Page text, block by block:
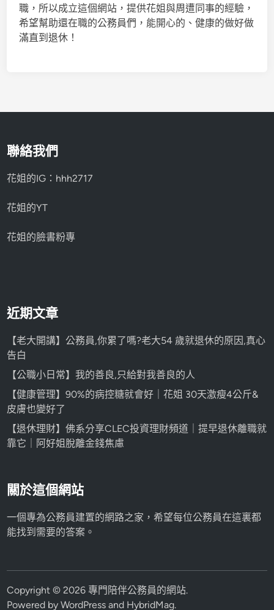
職，所以成立這個網站，提供花姐與周遭同事的經驗，
希望幫助還在職的公務員們，能開心的、健康的做好做
滿直到退休！
聯絡我們
花姐的IG：hhh2717
花姐的YT
花姐的臉書粉專
近期文章
【老大開講】公務員,你累了嗎?老大54 歲就退休的原因,真心
告白
【公職小日常】我的善良,只給對我善良的人
【健康管理】90%的病控糖就會好｜花姐 30天激瘦4公斤&
皮膚也變好了
【退休理財】佛系分享CLEC投資理財頻道｜提早退休離職就
靠它｜阿好姐脫離金錢焦慮
關於這個網站
一個專為公務員建置的網路之家，希望每位公務員在這裏都
能找到需要的答案。
Copyright © 2026專門陪伴公務員的網站.
Powered byWordPress and HybridMag.